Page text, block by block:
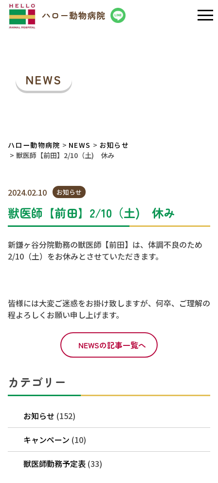
NEWS
ハロー動物病院 NEWS
お知らせ
獣医師【前田】2/10（土) 休み
2024.02.10 お知らせ
獣医師【前田】2/10（土) 休み
新鎌ヶ谷分院勤務の獣医師【前田】は、体調不良のため
2/10（土）をお休みとさせていただきます。
皆様には大変ご迷惑をお掛け致しますが、何卒、ご理解の
程よろしくお願い申し上げます。
NEWSの記事一覧へ
カテゴリー
お知らせ (152)
キャンペーン (10)
獣医師勤務予定表 (33)